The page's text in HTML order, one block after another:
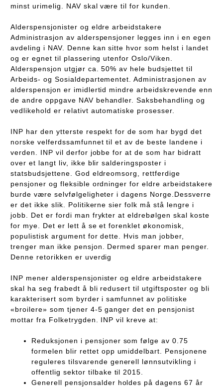
minst urimelig. NAV skal være til for kunden.
Alderspensjonister og eldre arbeidstakere
Administrasjon av alderspensjoner legges inn i en egen
avdeling i NAV. Denne kan sitte hvor som helst i landet
og er egnet til plassering utenfor Oslo/Viken.
Alderspensjon utgjør ca. 50% av hele budsjettet til
Arbeids- og Sosialdepartementet. Administrasjonen av
alderspensjon er imidlertid mindre arbeidskrevende enn
de andre oppgave NAV behandler. Saksbehandling og
vedlikehold er relativt automatiske prosesser.
INP har den ytterste respekt for de som har bygd det
norske velferdssamfunnet til et av de beste landene i
verden. INP vil derfor jobbe for at de som har bidratt
over et langt liv, ikke blir salderingsposter i
statsbudsjettene. God eldreomsorg, rettferdige
pensjoner og fleksible ordninger for eldre arbeidstakere
burde være selvfølgeligheter i dagens Norge.Dessverre
er det ikke slik. Politikerne sier folk må stå lengre i
jobb. Det er fordi man frykter at eldrebølgen skal koste
for mye. Det er lett å se et forenklet økonomisk,
populistisk argument for dette. Hvis man jobber,
trenger man ikke pensjon. Dermed sparer man penger.
Denne retorikken er uverdig
INP mener alderspensjonister og eldre arbeidstakere
skal ha seg frabedt å bli redusert til utgiftsposter og bli
karakterisert som byrder i samfunnet av politiske
«broilere» som tjener 4-5 ganger det en pensjonist
mottar fra Folketrygden. INP vil kreve at:
Reduksjonen i pensjoner som følge av 0.75
formelen blir rettet opp umiddelbart. Pensjonene
reguleres tilsvarende generell lønnsutvikling i
offentlig sektor tilbake til 2015.
Generell pensjonsalder holdes på dagens 67 år